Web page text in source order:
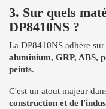
3. Sur quels
DP8410NS ?
La DP8410NS adhère
aluminium, GRP, ABS,
peints.
C'est un atout majeur
construction et de